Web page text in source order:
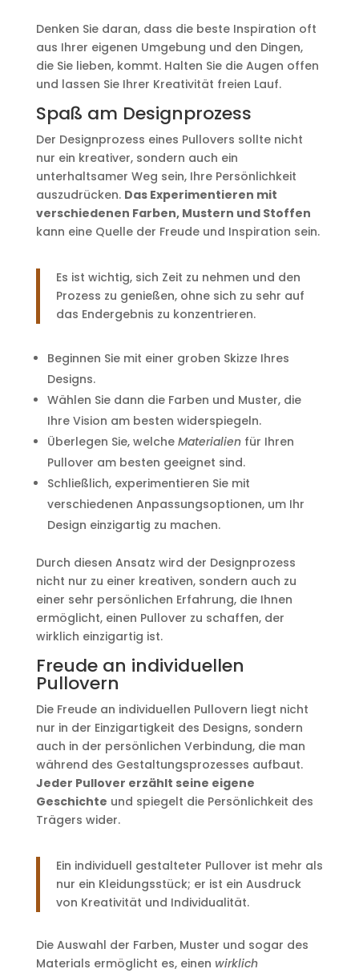
Denken Sie daran, dass die beste Inspiration oft
aus Ihrer eigenen Umgebung und den Dingen,
die Sie lieben, kommt. Halten Sie die Augen offen
und lassen Sie Ihrer Kreativität freien Lauf.
Spaß am Designprozess
Der Designprozess eines Pullovers sollte nicht
nur ein kreativer, sondern auch ein
unterhaltsamer Weg sein, Ihre Persönlichkeit
auszudrücken. Das Experimentieren mit
verschiedenen Farben, Mustern und Stoffen
kann eine Quelle der Freude und Inspiration sein.
Es ist wichtig, sich Zeit zu nehmen und den
Prozess zu genießen, ohne sich zu sehr auf
das Endergebnis zu konzentrieren.
Beginnen Sie mit einer groben Skizze Ihres
Designs.
Wählen Sie dann die Farben und Muster, die
Ihre Vision am besten widerspiegeln.
Überlegen Sie, welche Materialienfür Ihren
Pullover am besten geeignet sind.
Schließlich, experimentieren Sie mit
verschiedenen Anpassungsoptionen, um Ihr
Design einzigartig zu machen.
Durch diesen Ansatz wird der Designprozess
nicht nur zu einer kreativen, sondern auch zu
einer sehr persönlichen Erfahrung, die Ihnen
ermöglicht, einen Pullover zu schaffen, der
wirklich einzigartig ist.
Freude an individuellen
Pullovern
Die Freude an individuellen Pullovern liegt nicht
nur in der Einzigartigkeit des Designs, sondern
auch in der persönlichen Verbindung, die man
während des Gestaltungsprozesses aufbaut.
Jeder Pullover erzählt seine eigene
Geschichte und spiegelt die Persönlichkeit des
Trägers wider.
Ein individuell gestalteter Pullover ist mehr als
nur ein Kleidungsstück; er ist ein Ausdruck
von Kreativität und Individualität.
Die Auswahl der Farben, Muster und sogar des
Materials ermöglicht es, einen wirklich